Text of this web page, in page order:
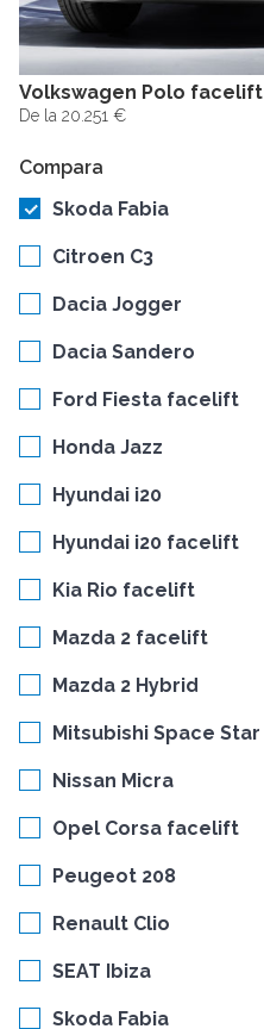
Volkswagen Polo facelift
De la 20.251 €
Compara
Skoda Fabia
Citroen C3
Dacia Jogger
Dacia Sandero
Ford Fiesta facelift
Honda Jazz
Hyundai i20
Hyundai i20 facelift
Kia Rio facelift
Mazda 2 facelift
Mazda 2 Hybrid
Mitsubishi Space Star
Nissan Micra
Opel Corsa facelift
Peugeot 208
Renault Clio
SEAT Ibiza
Skoda Fabia